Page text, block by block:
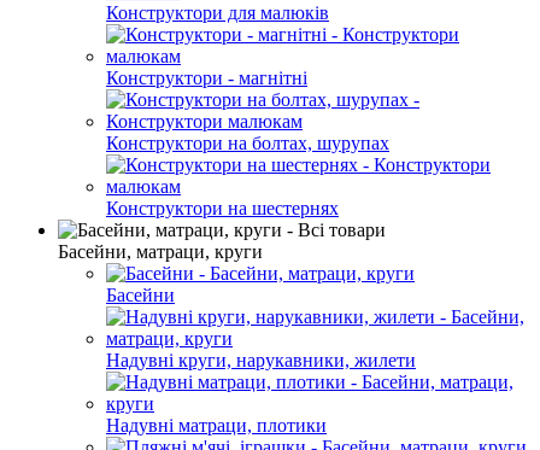
Конструктори для малюків
Конструктори - магнітні
Конструктори на болтах, шурупах
Конструктори на шестернях
Басейни, матраци, круги
Басейни
Надувні круги, нарукавники, жилети
Надувні матраци, плотики